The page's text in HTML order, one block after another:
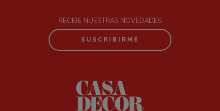
RECIBE NUESTRAS NOVEDADES
SUSCRIBIRME